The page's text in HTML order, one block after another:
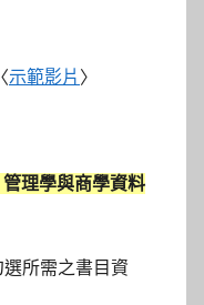
示範影片 〉
理學與商學資料
所需之書目資